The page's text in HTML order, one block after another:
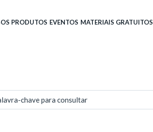
PRODUTOS EVENTOS MATERIAIS GRATUITOS
chave para consultar